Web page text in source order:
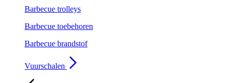
Barbecue trolleys
Barbecue toebehoren
Barbecue brandstof
Vuurschalen